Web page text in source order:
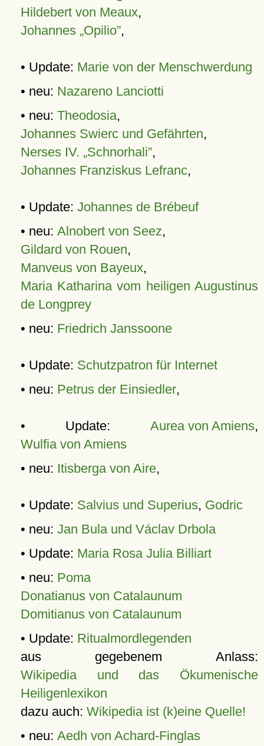
Hildebert von Meaux,
Johannes „Opilio”,
• Update: Marie von der Menschwerdung
• neu: Nazareno Lanciotti
• neu: Theodosia,
Johannes Swierc und Gefährten,
Nerses IV. „Schnorhali”,
Johannes Franziskus Lefranc,
• Update: Johannes de Brébeuf
• neu: Alnobert von Seez,
Gildard von Rouen,
Manveus von Bayeux,
Maria Katharina vom heiligen Augustinus
de Longprey
• neu: Friedrich Janssoone
• Update: Schutzpatron für Internet
• neu: Petrus der Einsiedler,
• Update: Aurea von Amiens,
Wulfia von Amiens
• neu: Itisberga von Aire,
• Update: Salvius und Superius, Godric
• neu: Jan Bula und Václav Drbola
• Update: Maria Rosa Julia Billiart
• neu: Poma
Donatianus von Catalaunum
Domitianus von Catalaunum
• Update: Ritualmordlegenden
aus gegebenem Anlass:
Wikipedia und das Ökumenische
Heiligenlexikon
dazu auch: Wikipedia ist (k)eine Quelle!
• neu: Aedh von Achard-Finglas